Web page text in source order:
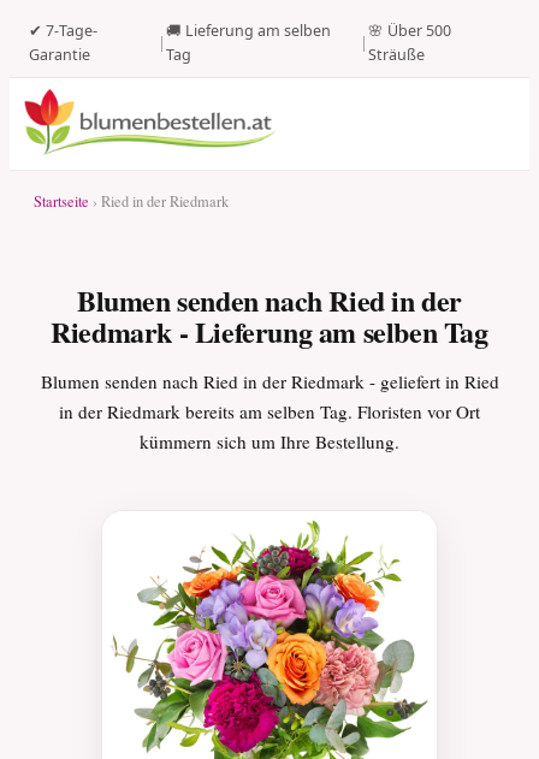
✔ 7-Tage-
Garantie
|
🚚 Lieferung am selben
Tag
|
🌸 Über 500
Sträuße
Startseite › Ried in der Riedmark
Blumen senden nach Ried in der
Riedmark - Lieferung am selben Tag
Blumen senden nach Ried in der Riedmark - geliefert in Ried
in der Riedmark bereits am selben Tag. Floristen vor Ort
kümmern sich um Ihre Bestellung.